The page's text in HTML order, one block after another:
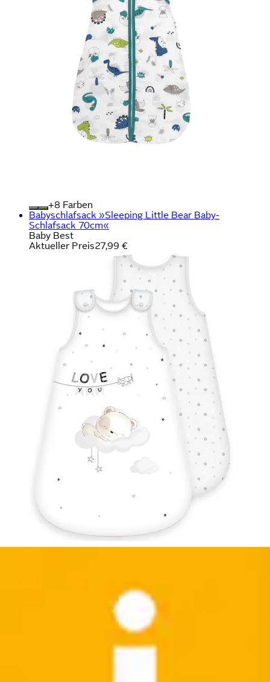
+
Farben
Babyschlafsack »Sleeping Little Bear Baby-
Schlafsack 70cm«
Baby Best
Aktueller Preis27,99 €
27,90 €